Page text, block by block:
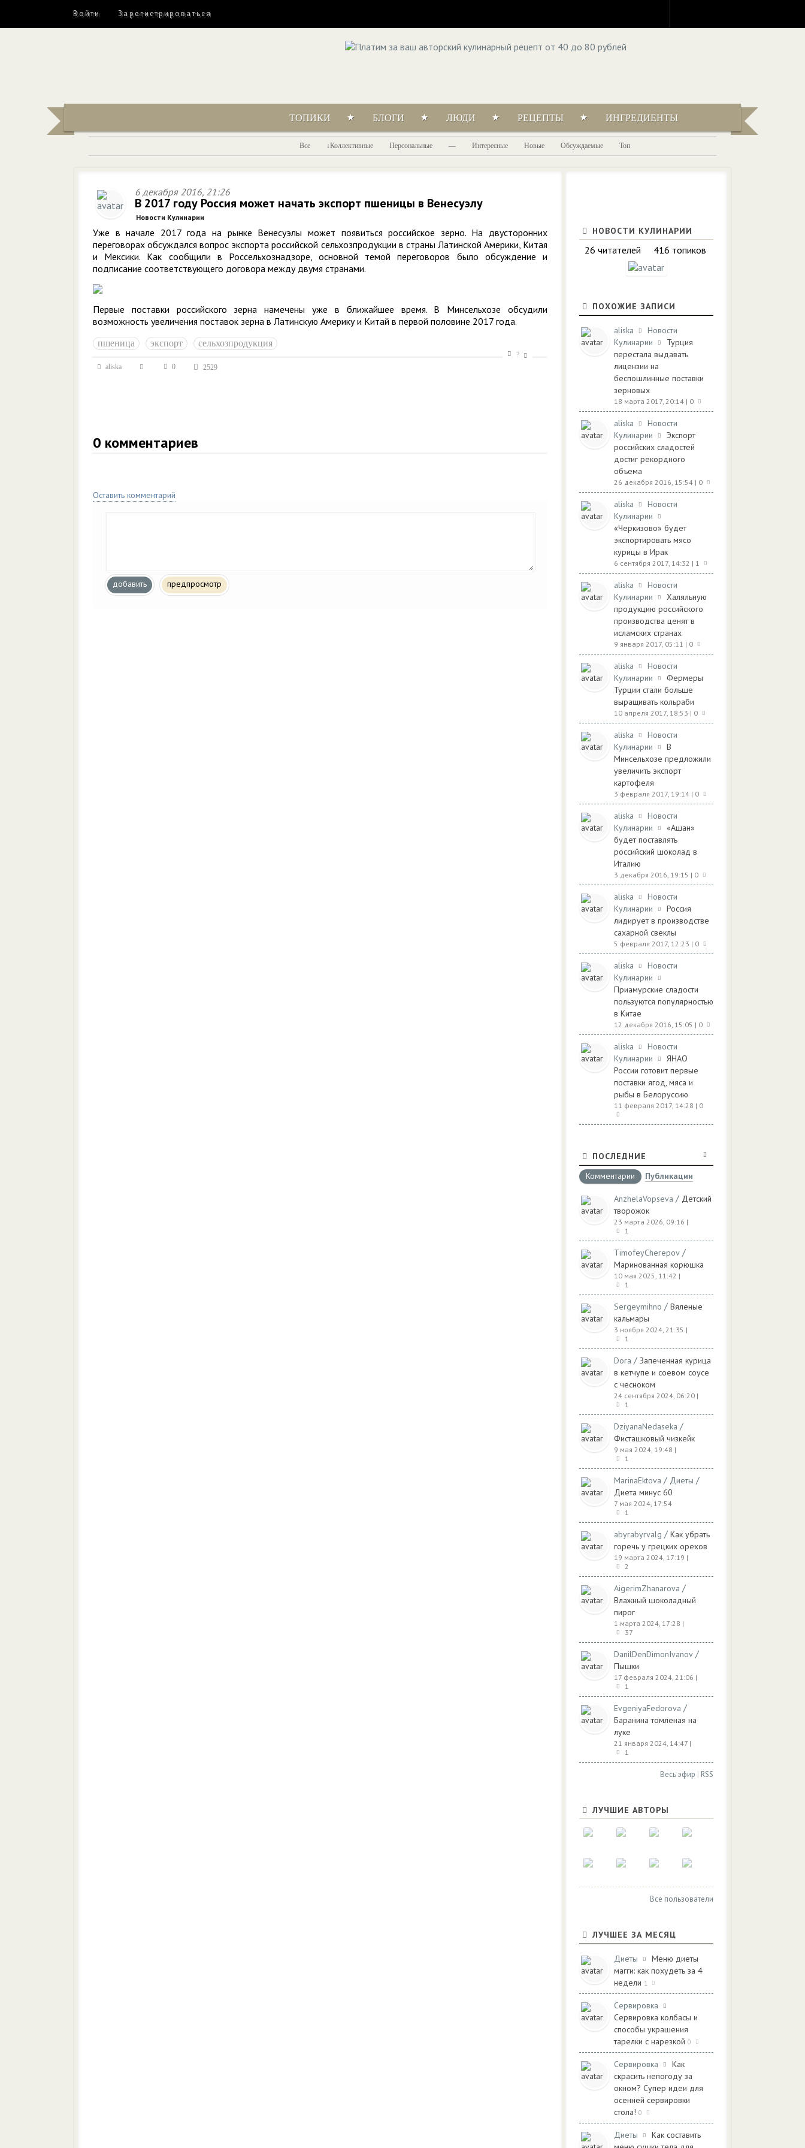
Войти Зарегистрироваться
ТОПИКИ БЛОГИ ЛЮДИ РЕЦЕПТЫ ИНГРЕДИЕНТЫ
Все Коллективные Персональные — Интересные Новые Обсуждаемые Топ
6 декабря 2016, 21:26
В 2017 году Россия может начать экспорт пшеницы в Венесуэлу
Новости Кулинарии
Уже в начале 2017 года на рынке Венесуэлы может появиться российское зерно. На двусторонних
переговорах обсуждался вопрос экспорта российской сельхозпродукции в страны Латинской Америки, Китая
и Мексики. Как сообщили в Россельхознадзоре, основной темой переговоров было обсуждение и
подписание соответствующего договора между двумя странами.
Первые поставки российского зерна намечены уже в ближайшее время. В Минсельхозе обсудили
возможность увеличения поставок зерна в Латинскую Америку и Китай в первой половине 2017 года.
пшеница экспорт сельхозпродукция
aliska 0 2529
?
0 комментариев
Оставить комментарий
добавить предпросмотр
НОВОСТИ КУЛИНАРИИ
26 читателей 416 топиков
ПОХОЖИЕ ЗАПИСИ
aliska
Новости
Кулинарии
Турция
перестала выдавать
лицензии на
беспошлинные поставки
зерновых
18 марта 2017, 20:14 | 0
aliska
Новости
Кулинарии
Экспорт
российских сладостей
достиг рекордного
объема
26 декабря 2016, 15:54 | 0
aliska
Новости
Кулинарии
«Черкизово» будет
экспортировать мясо
курицы в Ирак
6 сентября 2017, 14:32 | 1
aliska
Новости
Кулинарии
Халяльную
продукцию российского
производства ценят в
исламских странах
9 января 2017, 05:11 | 0
aliska
Новости
Кулинарии
Фермеры
Турции стали больше
выращивать кольраби
10 апреля 2017, 18:53 | 0
aliska
Новости
Кулинарии
В
Минсельхозе предложили
увеличить экспорт
картофеля
3 февраля 2017, 19:14 | 0
aliska
Новости
Кулинарии
«Ашан»
будет поставлять
российский шоколад в
Италию
3 декабря 2016, 19:15 | 0
aliska
Новости
Кулинарии
Россия
лидирует в производстве
сахарной свеклы
5 февраля 2017, 12:23 | 0
aliska
Новости
Кулинарии
Приамурские сладости
пользуются популярностью
в Китае
12 декабря 2016, 15:05 | 0
aliska
Новости
Кулинарии
ЯНАО
России готовит первые
поставки ягод, мяса и
рыбы в Белоруссию
11 февраля 2017, 14:28 | 0
ПОСЛЕДНИЕ
Комментарии
Публикации
AnzhelaVopseva / Детский
творожок
23 марта 2026, 09:16 |
1
TimofeyCherepov /
Маринованная корюшка
10 мая 2025, 11:42 |
1
Sergeymihno / Вяленые
кальмары
3 ноября 2024, 21:35 |
1
Dora / Запеченная курица
в кетчупе и соевом соусе
с чесноком
24 сентября 2024, 06:20 |
1
DziyanaNedaseka /
Фисташковый чизкейк
9 мая 2024, 19:48 |
1
MarinaEktova / Диеты /
Диета минус 60
7 мая 2024, 17:54
1
abyrabyrvalg / Как убрать
горечь у грецких орехов
19 марта 2024, 17:19 |
2
AigerimZhanarova /
Влажный шоколадный
пирог
1 марта 2024, 17:28 |
37
DanilDenDimonIvanov /
Пышки
17 февраля 2024, 21:06 |
1
EvgeniyaFedorova /
Баранина томленая на
луке
21 января 2024, 14:47 |
1
Весь эфир | RSS
ЛУЧШИЕ АВТОРЫ
Все пользователи
ЛУЧШЕЕ ЗА МЕСЯЦ
Диеты
Меню диеты
магги: как похудеть за 4
недели 1
Сервировка
Сервировка колбасы и
способы украшения
тарелки с нарезкой 0
Сервировка
Как
скрасить непогоду за
окном? Супер идеи для
осенней сервировки
стола! 0
Диеты
Как составить